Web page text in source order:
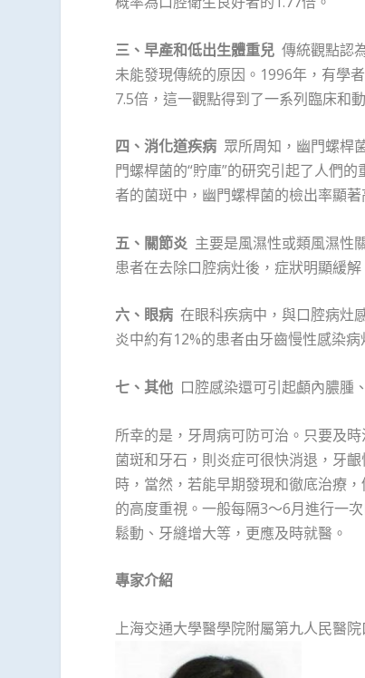
三、早產和低出生體重兒 傳統觀點認
未能發現傳統的原因。1996年，有學
7.5倍，這一觀點得到了一系列臨床和
四、消化道疾病 眾所周知，幽門螺桿
門螺桿菌的“貯庫”的研究引起了人們
者的菌斑中，幽門螺桿菌的檢出率顯
五、關節炎 主要是風濕性或類風濕性
患者在去除口腔病灶後，症狀明顯緩解
六、眼病 在眼科疾病中，與口腔病灶
炎中約有12%的患者由牙齒慢性感染
七、其他 口腔感染還可引起顱內膿腫
所幸的是，牙周病可防可治。只要及
菌斑和牙石，則炎症可很快消退，牙
時，當然，若能早期發現和徹底治療
的高度重視。一般每隔3～6月進行一
鬆動、牙縫增大等，更應及時就醫。
專家介紹
上海交通大學醫學院附屬第九人民醫